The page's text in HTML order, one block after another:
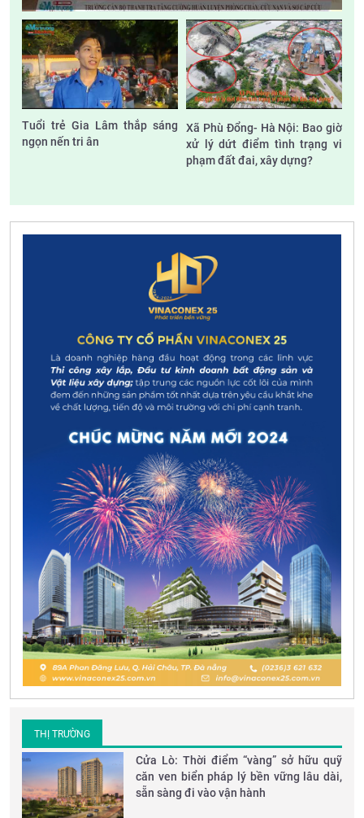
cháy, cứu nạn và sơ cấp cứu
Tuổi trẻ Gia Lâm thắp sáng
ngọn nến tri ân
Xã Phù Đổng- Hà Nội: Bao giờ
xử lý dứt điểm tình trạng vi
phạm đất đai, xây dựng?
THỊ TRƯỜNG
Cửa Lò: Thời điểm “vàng” sở hữu quỹ
căn ven biển pháp lý bền vững lâu dài,
sẵn sàng đi vào vận hành